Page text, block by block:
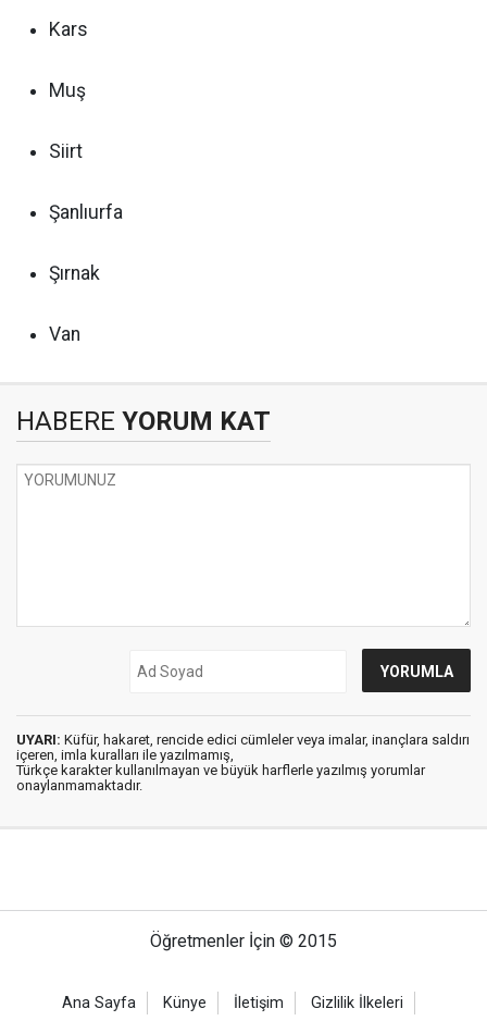
Kars
Muş
Siirt
Şanlıurfa
Şırnak
Van
HABERE YORUM KAT
UYARI: Küfür, hakaret, rencide edici cümleler veya imalar, inançlara saldırı
içeren, imla kuralları ile yazılmamış,
Türkçe karakter kullanılmayan ve büyük harflerle yazılmış yorumlar
onaylanmamaktadır.
Öğretmenler İçin © 2015
Ana Sayfa Künye İletişim
Gizlilik İlkeleri